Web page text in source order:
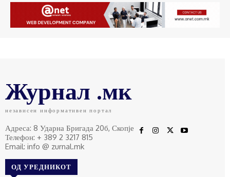
Журнал .мк
независен информативен портал
Адреса: 8 Ударна Бригада 20б, Скопје
Телефон: + 389 2 3217 815
Email: info @ zurnal.mk
ОД УРЕДНИКОТ